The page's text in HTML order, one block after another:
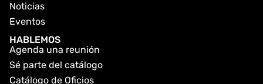
Noticias
Eventos
HABLEMOS
Agenda una reunión
Sé parte del catálogo
Catálogo de Oficios